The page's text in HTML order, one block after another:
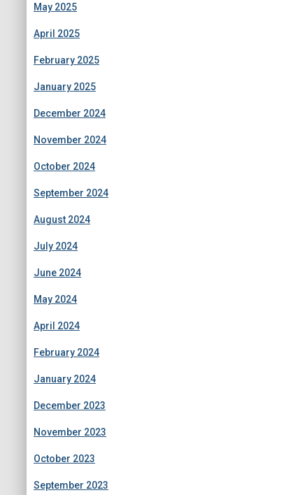
May 2025
April 2025
February 2025
January 2025
December 2024
November 2024
October 2024
September 2024
August 2024
July 2024
June 2024
May 2024
April 2024
February 2024
January 2024
December 2023
November 2023
October 2023
September 2023